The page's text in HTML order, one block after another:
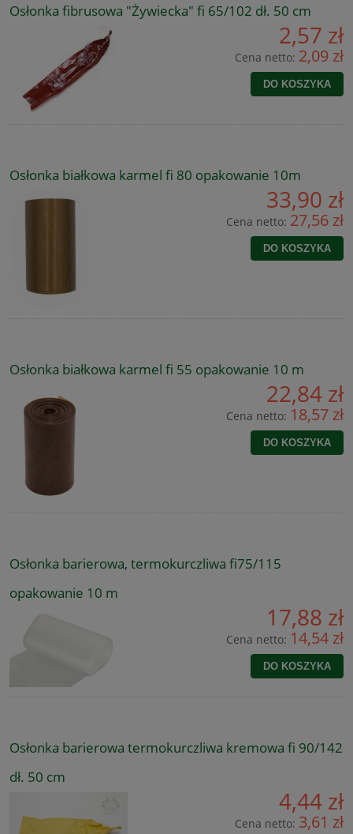
Osłonka fibrusowa "Żywiecka" fi 65/102 dł. 50 cm
2,57 zł
Cena netto: 2,09 zł
DO KOSZYKA
Osłonka białkowa karmel fi 80 opakowanie 10m
33,90 zł
Cena netto: 27,56 zł
DO KOSZYKA
Osłonka białkowa karmel fi 55 opakowanie 10 m
22,84 zł
Cena netto: 18,57 zł
DO KOSZYKA
Osłonka barierowa, termokurczliwa fi75/115
opakowanie 10 m
17,88 zł
Cena netto: 14,54 zł
DO KOSZYKA
Osłonka barierowa termokurczliwa kremowa fi 90/142
dł. 50 cm
4,44 zł
Cena netto: 3,61 zł